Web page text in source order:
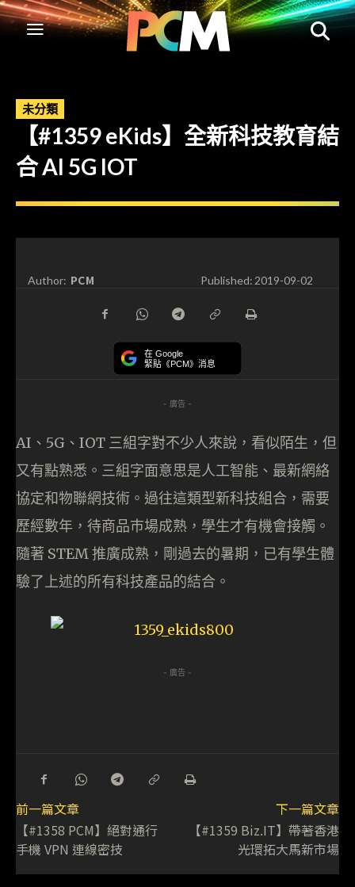
未分類
【#1359 eKids】全新科技教育結
合 AI 5G IOT
Author: PCM Published:2019-09-02
在 Google
緊貼《PCM》消息
- 廣告 -
AI、5G、IOT 三組字對不少人來說，看似陌生，但
又有點熟悉。三組字面意思是人工智能、最新網絡
協定和物聯網技術。過往這類型新科技組合，需要
歷經數年，待商品巿場成熟，學生才有機會接觸。
隨著 STEM 推廣成熟，剛過去的暑期，已有學生體
驗了上述的所有科技產品的結合。
- 廣告 -
前一篇文章
【#1358 PCM】絕對通行
手機 VPN 連線密技
下一篇文章
【#1359 Biz.IT】帶著香港
光環拓大馬新市場